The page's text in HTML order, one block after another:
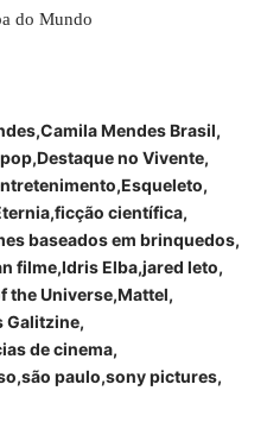
do Mundo
Camila Mendes Brasil
Destaque no Vivente
Esqueleto
ficção científica
baseados em brinquedos
filme Idris Elba jared leto
the Universe Mattel
Galitzine
de cinema
são paulo sony pictures